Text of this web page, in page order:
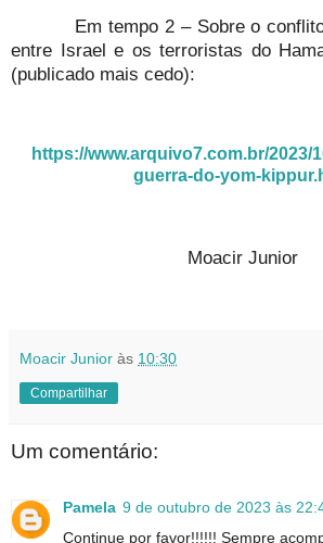
Em tempo 2 – Sobre o
entre Israel e os terroristas do
(publicado mais cedo):
https://www.arquivo7.com.br/2023/
guerra-do-yom-
Moacir Junior
Moacir Junior às 10:30
Compartilhar
Um comentário:
Pamela 9 de outubro de 2023 às
Continue por favor!!!!!! Sempre